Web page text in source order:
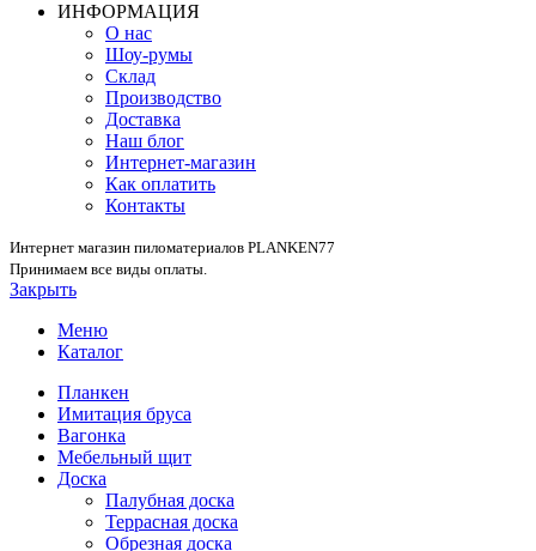
ИНФОРМАЦИЯ
О нас
Шоу-румы
Склад
Производство
Доставка
Наш блог
Интернет-магазин
Как оплатить
Контакты
Интернет магазин пиломатериалов PLANKEN77
Принимаем все виды оплаты.
Закрыть
Меню
Каталог
Планкен
Имитация бруса
Вагонка
Мебельный щит
Доска
Палубная доска
Террасная доска
Обрезная доска